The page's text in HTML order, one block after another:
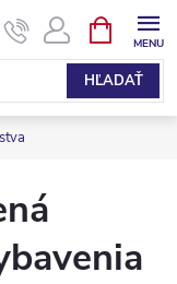
HĽADAŤ
KOŠÍK